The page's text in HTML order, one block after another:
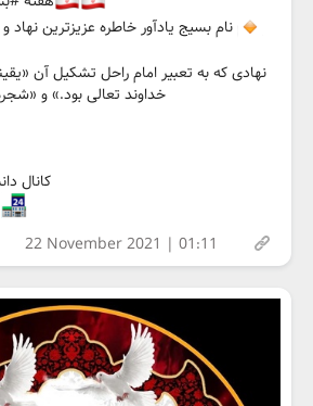
نام بسیج یادآور خاطره عزیزترین نهاد
نهادی که به تعبیر امام راحل تشکیل آن
خداوند تعالی بود.» و
کانال
22 November 2021 | 01:11